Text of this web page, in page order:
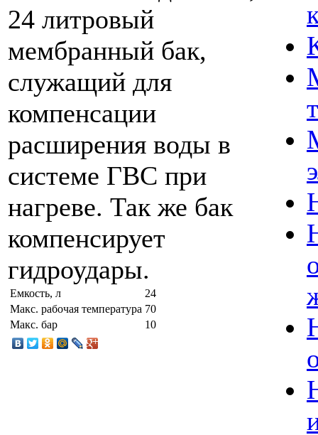
24 литровый
мембранный бак,
служащий для
компенсации
расширения воды в
системе ГВС при
нагреве. Так же бак
компенсирует
гидроудары.
Емкость, л
24
Макс. рабочая температура 70
Макс. бар
10